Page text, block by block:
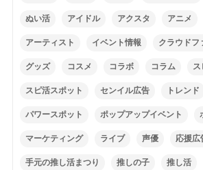
ぬい活 アイドル アクスタ アニメ
アーティスト イベント情報 クラウドフ
グッズ コスメ コラボ コラム ス
スピ活スポット センイル広告 トレンド
パワースポット ポップアップイベント
マーケティング ライブ 声優 応援広
手元の推し活まつり 推しの子 推し活